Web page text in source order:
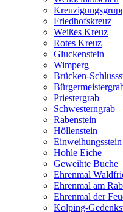
Friedhofskreuz
Weißes Kreuz
Rotes Kreuz
Gluckenstein
Wimperg
Brücken-
Priestergrab
Schwesterngrab
Rabenstein
Höllenstein
Hohle Eiche
Geweihte Buche
Ehrenmal
Ehrenmal am
Ehrenmal der
Kolping-